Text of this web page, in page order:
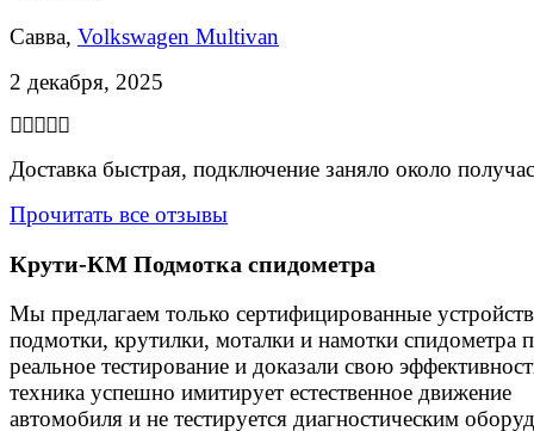
Савва, Volkswagen Multivan
2 декабря, 2025
Доставка быстрая, подключение заняло около
Прочитать все отзывы
Крути-КМ Подмотка спидометра
Мы предлагаем только сертифицированные
подмотки, крутилки, моталки и намотки спидометра
реальное тестирование и доказали свою
техника успешно имитирует естественное движение
автомобиля и не тестируется диагностическим